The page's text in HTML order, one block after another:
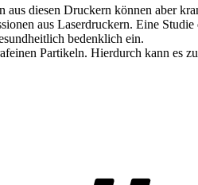
diesen Druckern können aber
aus Laserdruckern. Eine
bedenklich ein.
Partikeln. Hierdurch kann es zu